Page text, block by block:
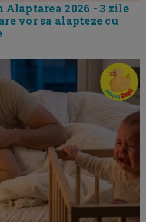
2026 - 3 zile
vor sa alapteze cu